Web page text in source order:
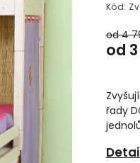
Kód:
od 4
od
řady